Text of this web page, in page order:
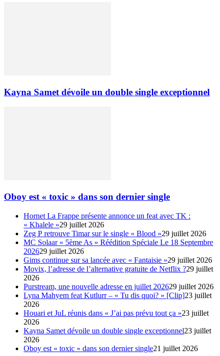
Kayna Samet dévoile un double single exceptionnel
Oboy est « toxic » dans son dernier single
Hornet La Frappe présente annonce un feat avec TK :
« Khalele »29 juillet 2026
Zeg P retrouve Timar sur le single « Blood »29 juillet 2026
MC Solaar « 5ème As » Réédition Spéciale Le 18 Septembre
202629 juillet 2026
Gims continue sur sa lancée avec « Fantaisie »29 juillet 2026
Movix, l’adresse de l’alternative gratuite de Netflix ?29 juillet
2026
Purstream, une nouvelle adresse en juillet 202629 juillet 2026
Lyna Mahyem feat Kutlurr – « Tu dis quoi? » [Clip]23 juillet
2026
Houari et JuL réunis dans « J’ai pas prévu tout ça »23 juillet
2026
Kayna Samet dévoile un double single exceptionnel23 juillet
2026
Oboy est « toxic » dans son dernier single21 juillet 2026